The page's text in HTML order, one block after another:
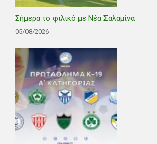
Σήμερα το φιλικό με Νέα Σαλαμίνα
05/08/2026